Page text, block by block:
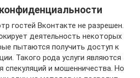
гостей Вконтакте не разрешен.
деятельность некоторых
пытаются получить доступ к
Такого рода услуги являются
спекуляций и мошенничества. Но